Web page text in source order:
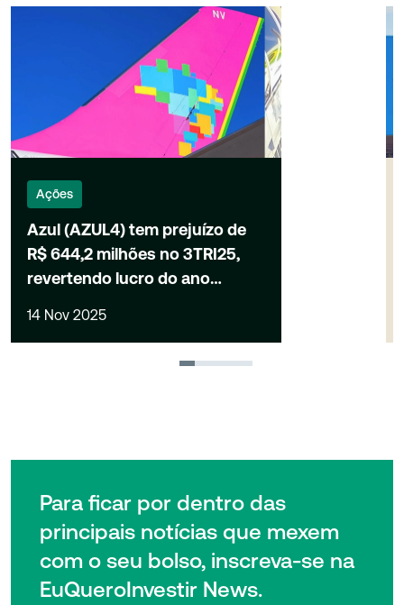
Ações
Azul (AZUL4) tem prejuízo de
R$ 644,2 milhões no 3TRI25,
revertendo lucro do ano
14 Nov 2025
1 2 3 4
Para ficar por dentro das
principais notícias que mexem
com o seu bolso, inscreva-se na
EuQueroInvestir News.